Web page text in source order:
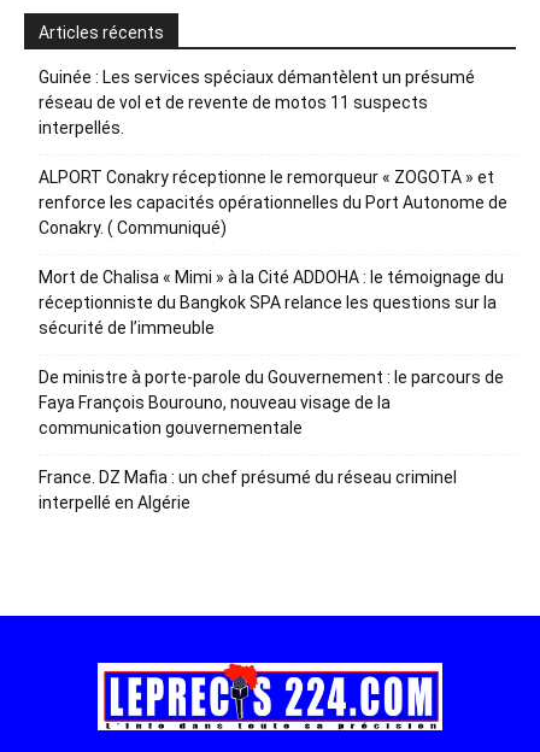
Articles récents
Guinée : Les services spéciaux démantèlent un présumé
réseau de vol et de revente de motos 11 suspects
interpellés.
ALPORT Conakry réceptionne le remorqueur « ZOGOTA » et
renforce les capacités opérationnelles du Port Autonome de
Conakry. ( Communiqué)
Mort de Chalisa « Mimi » à la Cité ADDOHA : le témoignage du
réceptionniste du Bangkok SPA relance les questions sur la
sécurité de l’immeuble
De ministre à porte-parole du Gouvernement : le parcours de
Faya François Bourouno, nouveau visage de la
communication gouvernementale
France. DZ Mafia : un chef présumé du réseau criminel
interpellé en Algérie